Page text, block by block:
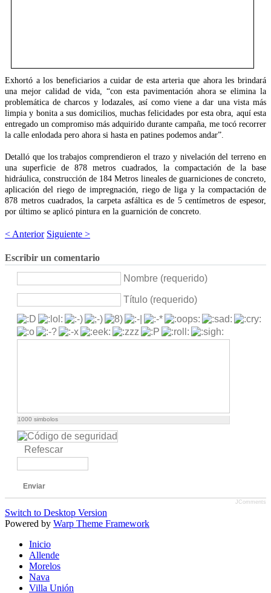
Exhortó a los beneficiarios a cuidar de esta arteria que ahora les brindará
una mejor calidad de vida, “con esta pavimentación ahora se elimina la
problemática de charcos y lodazales, así como viene a dar una vista más
limpia y bonita a sus domicilios, muchas felicidades por esta obra, aquí esta
entregado un compromiso más adquirido durante campaña, me tocó recorrer
la calle enlodada pero ahora si hasta en patines podemos andar”.
Detalló que los trabajos comprendieron el trazo y nivelación del terreno en
una superficie de 878 metros cuadrados, la compactación de la base
hidráulica, construcción de 184 Metros lineales de guarniciones de concreto,
aplicación del riego de impregnación, riego de liga y la compactación de
878 metros cuadrados, la carpeta asfáltica es de 5 centímetros de espesor,
por último se aplicó pintura en la guarnición de concreto.
< Anterior Siguiente >
Escribir un comentario
Nombre (requerido)
Título (requerido)
1000 simbolos
Refescar
Enviar
JComments
Switch to Desktop Version
Powered by Warp Theme Framework
Inicio
Allende
Morelos
Nava
Villa Unión